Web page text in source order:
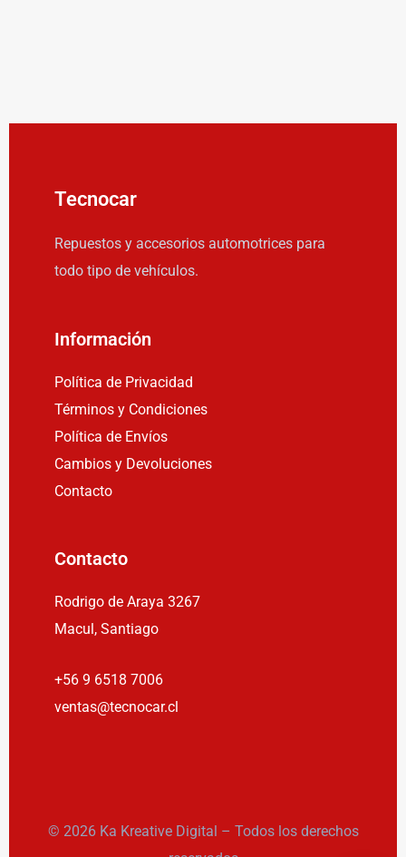
Tecnocar
Repuestos y accesorios automotrices para
todo tipo de vehículos.
Información
Política de Privacidad
Términos y Condiciones
Política de Envíos
Cambios y Devoluciones
Contacto
Contacto
Rodrigo de Araya 3267
Macul, Santiago
+56 9 6518 7006
ventas@tecnocar.cl
© 2026 Ka Kreative Digital – Todos los derechos